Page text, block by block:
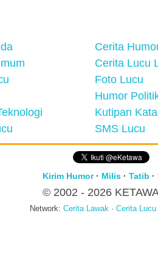
Cerita
Cerita Lucu
Foto Lucu
Humor
Kutipan
SMS Lucu
Kirim Humor· Milis · Tatib ·
© 2002 - 2026
Network: Cerita Lawak · Cerita Lucu